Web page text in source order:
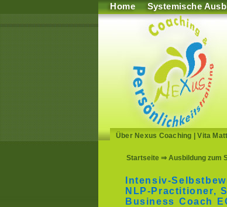
Home Systemische
Über Nexus Coaching |Vita
Startseite ⇒ Ausbildung zum
Intensiv-
NLP-Practitioner,
Business Coach